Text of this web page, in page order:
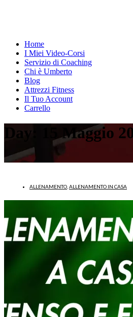
Home
I Miei Video-Corsi
Servizio di Coaching
Chi è Umberto
Blog
Attrezzi Fitness
Il Tuo Account
Carrello
Day: 15 Maggio
ALLENAMENTO ALLENAMENTO IN CASA